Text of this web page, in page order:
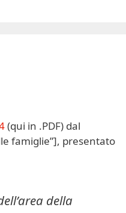
(qui in .PDF) dal
famiglie”], presentato
della